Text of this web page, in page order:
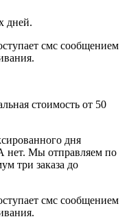
дней.
смс сообщением
стоимость от 50
дня
Мы отправляем по
три заказа до
смс сообщением